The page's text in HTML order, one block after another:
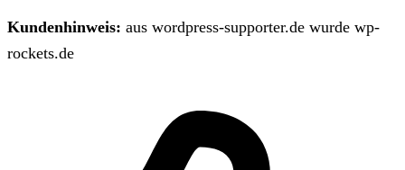
Kundenhinweis: aus wordpress-supporter.de wurde wp-
rockets.de